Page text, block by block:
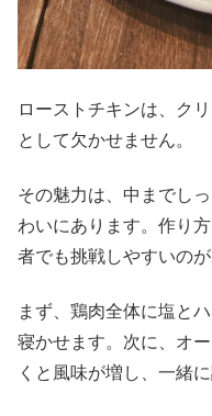
ローストチキンは、ク
として欠かせません。
その魅力は、中までし
わいにあります。作り
者でも挑戦しやすいのが
まず、鶏肉全体に塩と
寝かせます。次に、オ
くと風味が増し、一緒